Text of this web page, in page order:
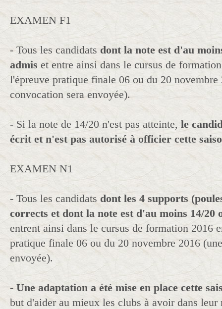
EXAMEN F1
- Tous les candidats dont la note est d'au
admis et entre ainsi dans le cursus de
l'épreuve pratique finale 06 ou du 20 novembre
convocation sera envoyée).
- Si la note de 14/20 n'est pas atteinte, le
écrit et n'est pas autorisé à officier cette
EXAMEN N1
- Tous les candidats dont les 4 supports
corrects et dont la note est d'au moins 14/20
entrent ainsi dans le cursus de formation 2016
pratique finale 06 ou du 20 novembre 2016
envoyée).
- Une adaptation a été mise en place cette
but d'aider au mieux les clubs à avoir dans leur